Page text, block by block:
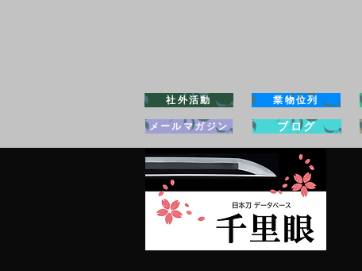
社外活動 業物位列
メールマガジン ブログ